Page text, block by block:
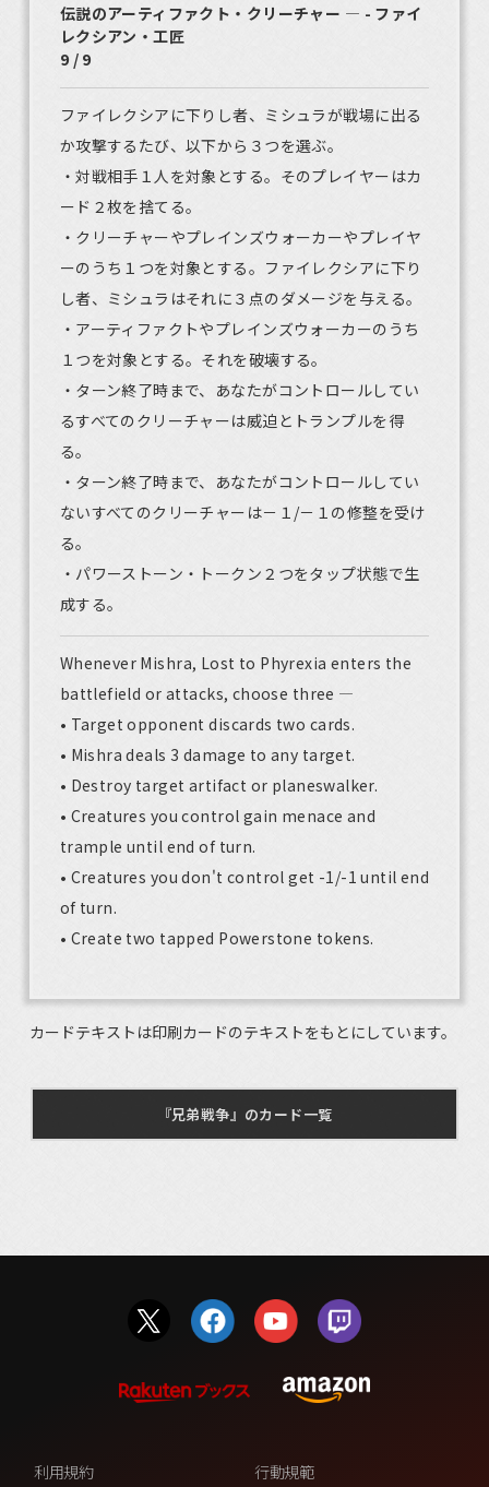
伝説のアーティファクト・クリーチャー ― - ファイ
レクシアン・工匠
9 / 9
ファイレクシアに下りし者、ミシュラが戦場に出る
か攻撃するたび、以下から３つを選ぶ。
・対戦相手１人を対象とする。そのプレイヤーはカ
ード２枚を捨てる。
・クリーチャーやプレインズウォーカーやプレイヤ
ーのうち１つを対象とする。ファイレクシアに下り
し者、ミシュラはそれに３点のダメージを与える。
・アーティファクトやプレインズウォーカーのうち
１つを対象とする。それを破壊する。
・ターン終了時まで、あなたがコントロールしてい
るすべてのクリーチャーは威迫とトランプルを得
る。
・ターン終了時まで、あなたがコントロールしてい
ないすべてのクリーチャーは－１/－１の修整を受け
る。
・パワーストーン・トークン２つをタップ状態で生
成する。
Whenever Mishra, Lost to Phyrexia enters the
battlefield or attacks, choose three —
• Target opponent discards two cards.
• Mishra deals 3 damage to any target.
• Destroy target artifact or planeswalker.
• Creatures you control gain menace and
trample until end of turn.
• Creatures you don't control get -1/-1 until end
of turn.
• Create two tapped Powerstone tokens.
カードテキストは印刷カードのテキストをもとにしています。
『兄弟戦争』のカード一覧
利用規約 行動規範